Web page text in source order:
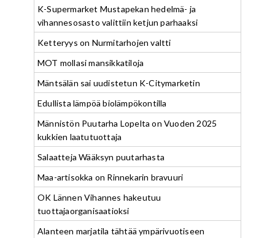
K-Supermarket Mustapekan hedelmä- ja
vihannesosasto valittiin ketjun parhaaksi
Ketteryys on Nurmitarhojen valtti
MOT mollasi mansikkatiloja
Mäntsälän sai uudistetun K-Citymarketin
Edullista lämpöä biolämpökontilla
Männistön Puutarha Lopelta on Vuoden 2025
kukkien laatutuottaja
Salaatteja Wääksyn puutarhasta
Maa-artisokka on Rinnekarin bravuuri
OK Lännen Vihannes hakeutuu
tuottajaorganisaatioksi
Alanteen marjatila tähtää ympärivuotiseen